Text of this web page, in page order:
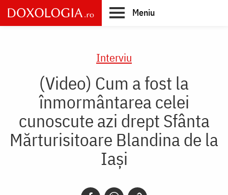
Skip
to
main
Meniu
Interviu
(Video) Cum a fost la
înmormântarea celei
cunoscute azi drept Sfânta
Mărturisitoare Blandina de la
Iași